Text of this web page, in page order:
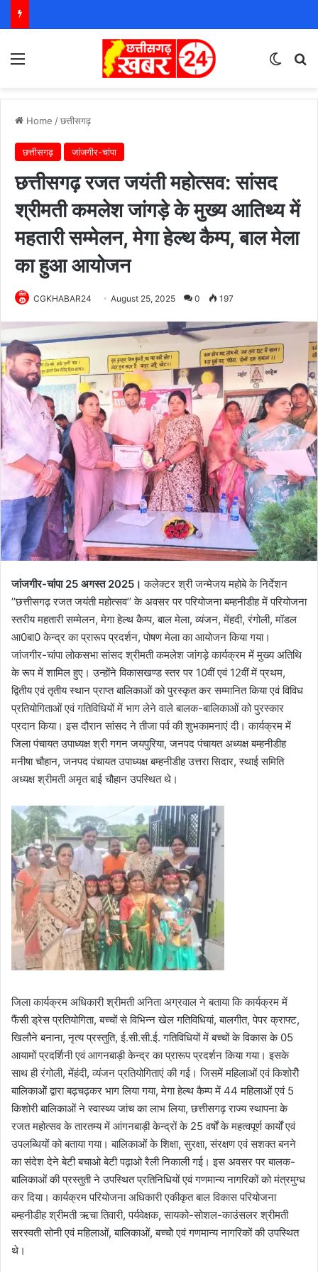
Home /छत्तीसगढ़
छत्तीसगढ़ जांजगीर-चांपा
छत्तीसगढ़ रजत जयंती महोत्सव: सांसद
श्रीमती कमलेश जांगड़े के मुख्य आतिथ्य में
महतारी सम्मेलन, मेगा हेल्थ कैम्प, बाल मेला
का हुआ आयोजन
CGKHABAR24 August 25, 2025 0 197
जांजगीर-चांपा 25 अगस्त 2025। कलेक्टर श्री जन्मेजय महोबे के निर्देशन
’’छत्तीसगढ़ रजत जयंती महोत्सव’’ के अवसर पर परियोजना बम्हनीडीह में परियोजना
स्तरीय महतारी सम्मेलन, मेगा हेल्थ कैम्प, बाल मेला, व्यंजन, मेंहदी, रंगोली, मॉडल
आ0बा0 केन्द्र का प्रारूप प्रदर्शन, पोषण मेला का आयोजन किया गया।
जांजगीर-चांपा लोकसभा सांसद श्रीमती कमलेश जांगड़े कार्यक्रम में मुख्य अतिथि
के रूप में शामिल हुए। उन्होंने विकासखण्ड स्तर पर 10वीं एवं 12वीं में प्रथम,
द्वितीय एवं तृतीय स्थान प्राप्त बालिकाओं को पुरस्कृत कर सम्मानित किया एवं विविध
प्रतियोगिताओं एवं गतिविधियों में भाग लेने वाले बालक-बालिकाओं को पुरस्कार
प्रदान किया। इस दौरान सांसद ने तीजा पर्व की शुभकामनाएं दी। कार्यक्रम में
जिला पंचायत उपाध्यक्ष श्री गगन जयपुरिया, जनपद पंचायत अध्यक्ष बम्हनीडीह
मनीषा चौहान, जनपद पंचायत उपाध्यक्ष बम्हनीडीह उत्तरा सिदार, स्थाई समिति
अध्यक्ष श्रीमती अमृत बाई चौहान उपस्थित थे।
जिला कार्यक्रम अधिकारी श्रीमती अनिता अग्रवाल ने बताया कि कार्यक्रम में
फैंसी ड्रेस प्रतियोगिता, बच्चों से विभिन्न खेल गतिविधियां, बालगीत, पेपर क्राफ्ट,
खिलौने बनाना, नृत्य प्रस्तुति, ई.सी.सी.ई. गतिविधियों में बच्चों के विकास के 05
आयामों प्रदर्शिनी एवं आगनबाड़ी केन्द्र का प्रारूप प्रदर्शन किया गया। इसके
साथ ही रंगोली, मेंहंदी, व्यंजन प्रतियोगिताएं की गई। जिसमें महिलाओं एवं किशोरीे
बालिकाओें द्वारा बढ़चढ़कर भाग लिया गया, मेगा हेल्थ कैम्प में 44 महिलाओं एवं 5
किशोरी बालिकाओं ने स्वास्थ्य जांच का लाभ लिया, छत्तीसगढ़ राज्य स्थापना के
रजत महोत्सव के तारतम्य में आंगनबाड़ी केन्द्रों के 25 वर्षों के महत्वपूर्ण कार्यों एवं
उपलब्धियों को बताया गया। बालिकाओं के शिक्षा, सुरक्षा, संरक्षण एवं सशक्त बनने
का संदेश देने बेटी बचाओ बेटी पढ़ाओ रैली निकाली गई। इस अवसर पर बालक-
बालिकाओं की प्रस्तुती ने उपस्थित प्रतिनिधियों एवं गणमान्य नागरिकों को मंत्रमुग्ध
कर दिया। कार्यक्रम परियोजना अधिकारी एकीकृत बाल विकास परियोजना
बम्हनीडीह श्रीमती ऋचा तिवारी, पर्यवेक्षक, सायको-सोशल-काउंसलर श्रीमती
सरस्वती सोनी एवं महिलाओं, बालिकाओं, बच्चोे एवं गणमान्य नागरिकों की उपस्थित
थे।